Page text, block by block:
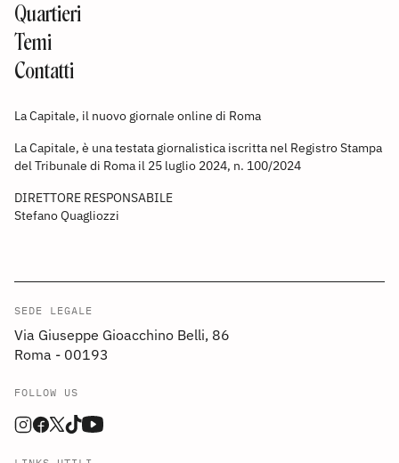
Quartieri
Temi
Contatti
La Capitale, il nuovo giornale online di Roma
La Capitale, è una testata giornalistica iscritta nel Registro Stampa
del Tribunale di Roma il 25 luglio 2024, n. 100/2024
DIRETTORE RESPONSABILE
Stefano Quagliozzi
SEDE LEGALE
Via Giuseppe Gioacchino Belli, 86
Roma - 00193
FOLLOW US